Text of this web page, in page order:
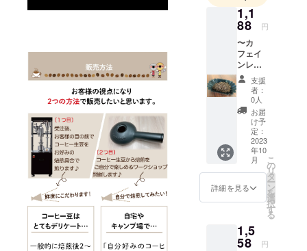
好きが高じ
て始める
CAMPFIRE
で告知させ
ていただこ
初挑戦奮闘
中でござい
ます。
どうぞよろ
しくお願い
1,1
88 円
〜カ
フェイ
ンレ
ス・
コー
ヒー焙
煎豆・
店頭受
取〜
【（中
煎り）
エチオ
ピア G2
シダモ
カフェ
インレ
200g】
◇
支援
者：
0人
お届
け予
定：
2023
年10
月
詳細を見る
こ
の
リ
タ
ー
ン
を
選
択
す
る
1,5
58 円